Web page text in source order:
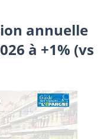
annuelle
à +1% (vs